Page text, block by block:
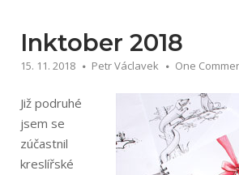
noze“
Inktober 2018
15. 11. 2018 Petr Václavek One
Již podruhé
jsem se
zúčastnil
kreslířské